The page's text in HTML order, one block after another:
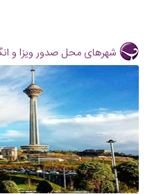
شهرهای محل صدور ویزا و